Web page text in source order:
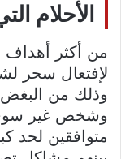
الأحلام
من أكثر أهداف
لإفتعال سحر
وذلك من البغض
وشخص غير سوي
متوافقين لحد